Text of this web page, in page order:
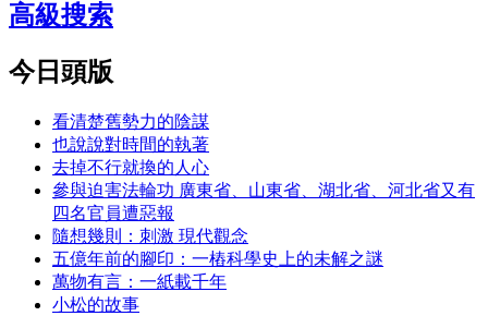
高級搜索
今日頭版
看清楚舊勢力的陰謀
也說說對時間的執著
去掉不行就換的人心
參與迫害法輪功 廣東省、山東省、湖北省、河北省又有
四名官員遭惡報
隨想幾則：刺激 現代觀念
五億年前的腳印：一樁科學史上的未解之謎
萬物有言：一紙載千年
小松的故事